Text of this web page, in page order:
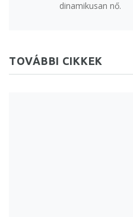
dinamikusan nő.
TOVÁBBI CIKKEK